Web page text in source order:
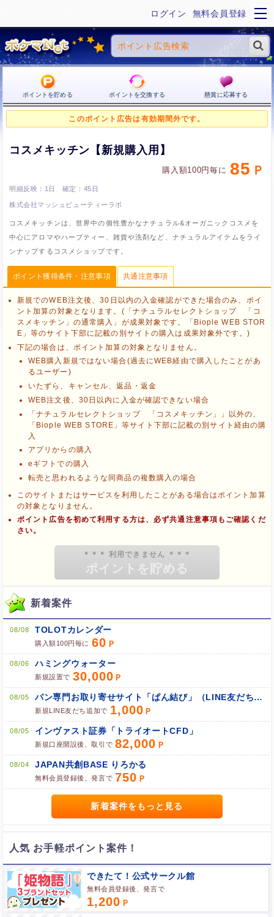
ログイン 無料会員登録
ポイントを貯める ポイントを交換する 懸賞に応募する
このポイント広告は有効期間外です。
コスメキッチン【新規購入用】
購入額100円毎に 85
1日 45日
株式会社マッシュビューティーラボ
コスメキッチンは、世界中の個性豊かなナチュラル&オーガニックコスメを
中心にアロマやハーブティー、雑貨や洗剤など、ナチュラルアイテムをライ
ンナップするコスメショップです。
ポイント獲得条件・注意事項 共通注意事項
新規でのWEB注文後、30日以内の入金確認ができた場合のみ、ポイ
ント加算の対象となります。(「ナチュラルセレクトショップ 「コ
スメキッチン」の通常購入」が成果対象です。「Biople WEB STOR
E」等のサイト下部に記載の別サイトの購入は成果対象外です。)
下記の場合は、ポイント加算の対象となりません。
WEB購入新規ではない場合(過去にWEB経由で購入したことがあ
るユーザー)
いたずら、キャンセル、返品・返金
WEB注文後、30日以内に入金が確認できない場合
「ナチュラルセレクトショップ 「コスメキッチン」」以外の、
「Biople WEB STORE」等サイト下部に記載の別サイト経由の購
入
アプリからの購入
eギフトでの購入
転売と思われるような同商品の複数購入の場合
このサイトまたはサービスを利用したことがある場合はポイント加算
の対象となりません。
ポイント広告を初めて利用する方は、必ず共通注意事項もご確認くだ
さい。
ブラウザのクッキー情報を削除する
ブラウザのアプリ、ウィンドウ、タブを閉じる
他のサイトにアクセスする
ブラウザのクッキー情報を全て削除してブラウザを再起動
ポケマNetにログインして「ポイント対象リンク」からポイント
ポイント広告に関するFAQはこちら
新着案件
08/08 TOLOTカレンダー
購入額100円毎に 60
08/06 ハミングウォーター
新規設置で 30,000
08/05 パン専門お取り寄せサイト「ぱん結び」（LINE友だち追加）
新規LINE友だち追加で 1,000
08/05 インヴァスト証券「トライオートCFD」
新規口座開設後、取引で 82,000
08/04 JAPAN共創BASE りろかる
無料会員登録後、発言で 750
新着案件をもっと見る
人気 お手軽ポイント案件！
できたて！公式サークル館
無料会員登録後、発言で
1,200